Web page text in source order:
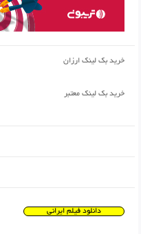
خرید بک لینک ارزان
خرید بک لینک معتبر
دانلود فیلم ایرانی